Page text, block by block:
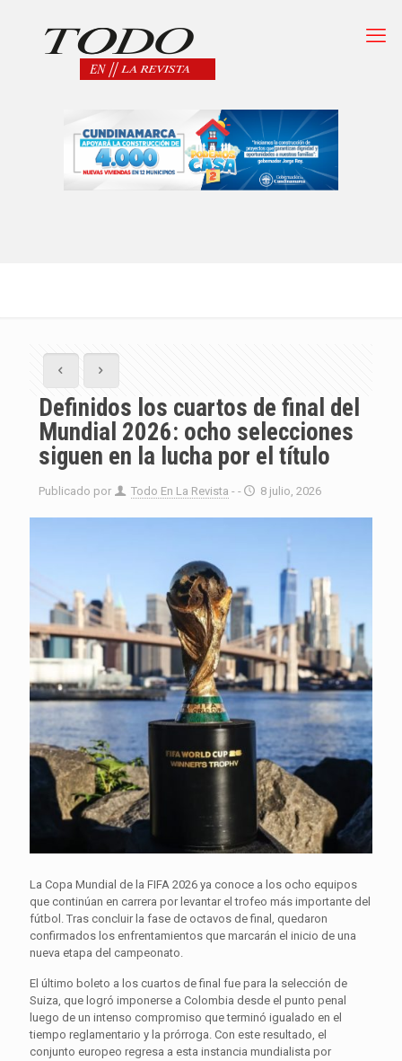
Definidos los cuartos de final del
Mundial 2026: ocho selecciones
siguen en la lucha por el título
Publicado por Todo En La Revista - - 8 julio, 2026
La Copa Mundial de la FIFA 2026 ya conoce a los ocho equipos
que continúan en carrera por levantar el trofeo más importante del
fútbol. Tras concluir la fase de octavos de final, quedaron
confirmados los enfrentamientos que marcarán el inicio de una
nueva etapa del campeonato.
El último boleto a los cuartos de final fue para la selección de
Suiza, que logró imponerse a Colombia desde el punto penal
luego de un intenso compromiso que terminó igualado en el
tiempo reglamentario y la prórroga. Con este resultado, el
conjunto europeo regresa a esta instancia mundialista por